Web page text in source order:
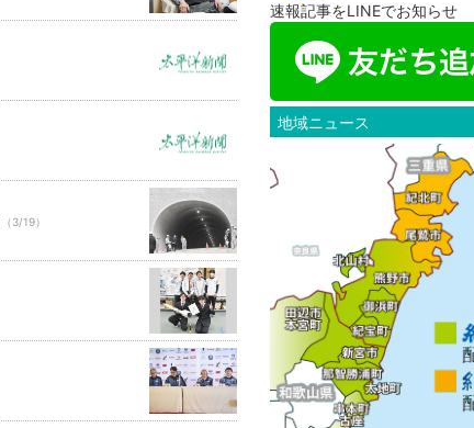
（3/19）
速報記事をLINEでお知らせ
地域ニュース